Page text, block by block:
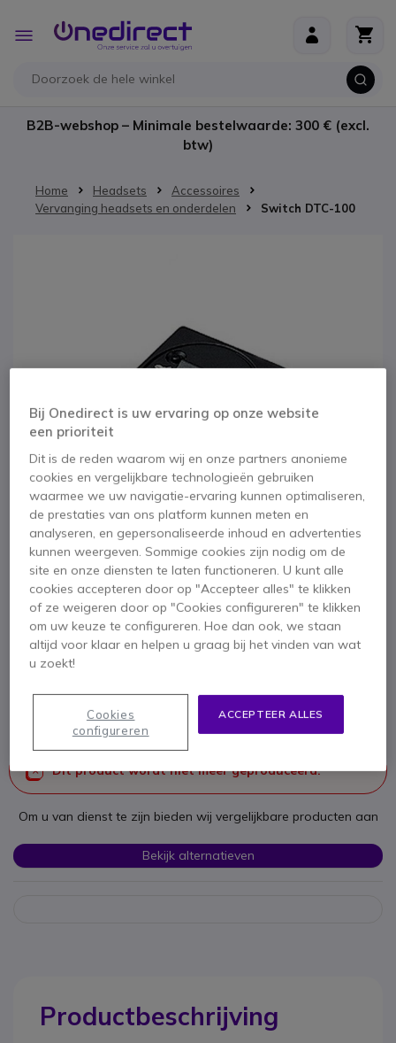
Toggle
Nav
B2B-webshop – Minimale bestelwaarde: 300 € (excl.
btw)
Home Headsets
Accessoires
Vervanging headsets en onderdelen
Switch DTC-100
Switch DTC-100
SKU ASSWPC // Referentie fabrikant: DTC-100W/PC
Switch - Switch PC (geluidskaart) / telefoon
Dit product wordt niet meer geproduceerd.
Om u van dienst te zijn bieden wij vergelijkbare producten aan
Bekijk alternatieven
Ga naar het begin van de afbeeldingen-gallerij
Productbeschrijving
Bij Onedirect is uw ervaring op onze website
een prioriteit
Dit is de reden waarom wij en onze partners anonieme
cookies en vergelijkbare technologieën gebruiken
waarmee we uw navigatie-ervaring kunnen optimaliseren,
de prestaties van ons platform kunnen meten en
analyseren, en gepersonaliseerde inhoud en advertenties
kunnen weergeven. Sommige cookies zijn nodig om de
site en onze diensten te laten functioneren. U kunt alle
cookies accepteren door op "Accepteer alles" te klikken
of ze weigeren door op "Cookies configureren" te klikken
om uw keuze te configureren. Hoe dan ook, we staan
altijd voor klaar en helpen u graag bij het vinden van wat
u zoekt!
ACCEPTEER ALLES
Cookies
configureren